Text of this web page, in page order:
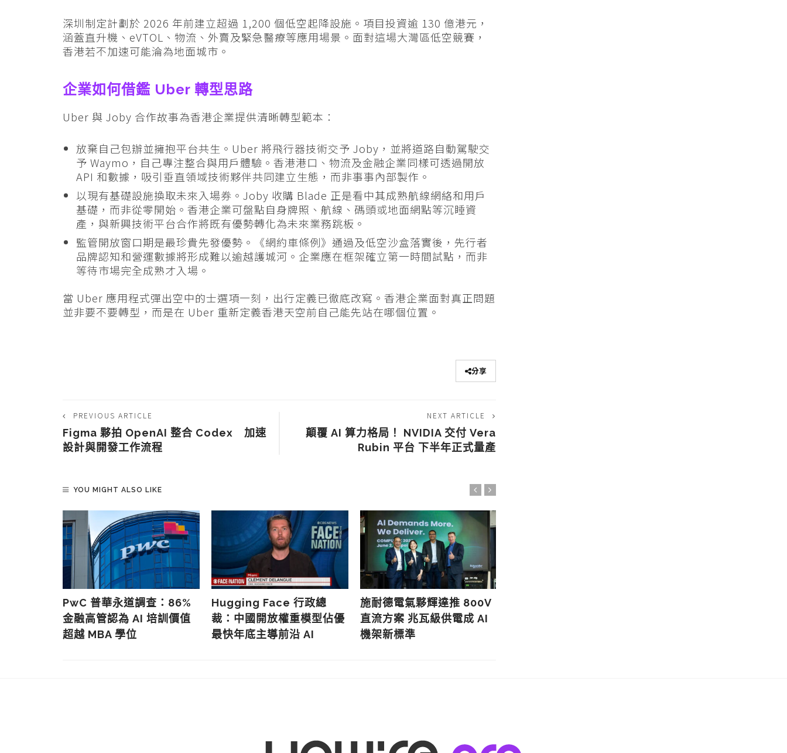
深圳制定計劃於 2026 年前建立超過 1,200 個低空起降設施。項目投資逾 130 億港元，
涵蓋直升機、eVTOL、物流、外賣及緊急醫療等應用場景。面對這場大灣區低空競賽，
香港若不加速可能淪為地面城市。
企業如何借鑑 Uber 轉型思路
Uber 與 Joby 合作故事為香港企業提供清晰轉型範本：
放棄自己包辦並擁抱平台共生。Uber 將飛行器技術交予 Joby，並將道路自動駕駛交
予 Waymo，自己專注整合與用戶體驗。香港港口、物流及金融企業同樣可透過開放
API 和數據，吸引垂直領域技術夥伴共同建立生態，而非事事內部製作。
以現有基礎設施換取未來入場券。Joby 收購 Blade 正是看中其成熟航線網絡和用戶
基礎，而非從零開始。香港企業可盤點自身牌照、航線、碼頭或地面網點等沉睡資
產，與新興技術平台合作將既有優勢轉化為未來業務跳板。
監管開放窗口期是最珍貴先發優勢。《網約車條例》通過及低空沙盒落實後，先行者
品牌認知和營運數據將形成難以逾越護城河。企業應在框架確立第一時間試點，而非
等待市場完全成熟才入場。
當 Uber 應用程式彈出空中的士選項一刻，出行定義已徹底改寫。香港企業面對真正問題
並非要不要轉型，而是在 Uber 重新定義香港天空前自己能先站在哪個位置。
分享
PREVIOUS ARTICLE
Figma 夥拍 OpenAI 整合 Codex 加速
設計與開發工作流程
NEXT ARTICLE
顛覆 AI 算力格局！ NVIDIA 交付 Vera
Rubin 平台 下半年正式量產
YOU MIGHT ALSO LIKE
PwC 普華永道調查：86%
金融高管認為 AI 培訓價值
超越 MBA 學位
Hugging Face 行政總
裁：中國開放權重模型佔優
最快年底主導前沿 AI
施耐德電氣夥輝達推 800V
直流方案 兆瓦級供電成 AI
機架新標準